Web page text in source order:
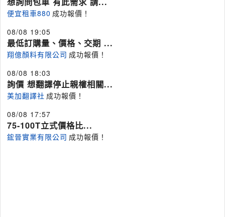
便宜租車880 成功報價！
08/08 19:05
最低訂購量、價格、交期 ...
翔億顏料有限公司 成功報價！
08/08 18:03
詢價 想翻譯停止親權相關...
美加翻譯社 成功報價！
08/08 17:57
75-100T立式價格比...
鋐晉實業有限公司 成功報價！